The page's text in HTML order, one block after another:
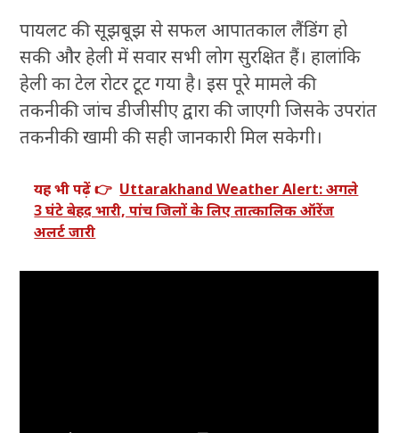
पायलट की सूझबूझ से सफल आपातकाल लैंडिंग हो
सकी और हेली में सवार सभी लोग सुरक्षित हैं। हालांकि
हेली का टेल रोटर टूट गया है। इस पूरे मामले की
तकनीकी जांच डीजीसीए द्वारा की जाएगी जिसके उपरांत
तकनीकी खामी की सही जानकारी मिल सकेगी।
यह भी पढ़ें 👉 Uttarakhand Weather Alert: अगले
3 घंटे बेहद भारी, पांच जिलों के लिए तात्कालिक ऑरेंज
अलर्ट जारी